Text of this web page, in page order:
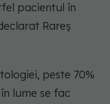
pacientul în
Rareş
peste 70%
lume se fac